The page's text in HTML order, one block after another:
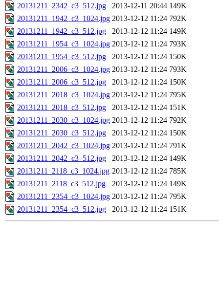
20131211_2342_c3_512.jpg
2013-12-11 20:44 149K
20131211_1942_c3_1024.jpg 2013-12-12 11:24 792K
20131211_1942_c3_512.jpg
2013-12-12 11:24 149K
20131211_1954_c3_1024.jpg 2013-12-12 11:24 793K
20131211_1954_c3_512.jpg
2013-12-12 11:24 150K
20131211_2006_c3_1024.jpg 2013-12-12 11:24 793K
20131211_2006_c3_512.jpg
2013-12-12 11:24 150K
20131211_2018_c3_1024.jpg 2013-12-12 11:24 795K
20131211_2018_c3_512.jpg
2013-12-12 11:24 151K
20131211_2030_c3_1024.jpg 2013-12-12 11:24 792K
20131211_2030_c3_512.jpg
2013-12-12 11:24 150K
20131211_2042_c3_1024.jpg 2013-12-12 11:24 791K
20131211_2042_c3_512.jpg
2013-12-12 11:24 149K
20131211_2118_c3_1024.jpg 2013-12-12 11:24 785K
20131211_2118_c3_512.jpg
2013-12-12 11:24 149K
20131211_2354_c3_1024.jpg 2013-12-12 11:24 795K
20131211_2354_c3_512.jpg
2013-12-12 11:24 151K